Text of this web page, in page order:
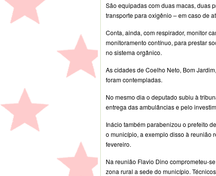
São equipadas com duas macas, duas
transporte para oxigênio – em caso de
Conta, ainda, com respirador, monitor
monitoramento contínuo, para prestar
no sistema orgânico.
As cidades de Coelho Neto, Bom
foram contempladas.
No mesmo dia o deputado subiu à
entrega das ambulâncias e pelo
Inácio também parabenizou o prefeito
o município, a exemplo disso à reunião
fevereiro.
Na reunião Flavio Dino comprometeu-
zona rural a sede do município.